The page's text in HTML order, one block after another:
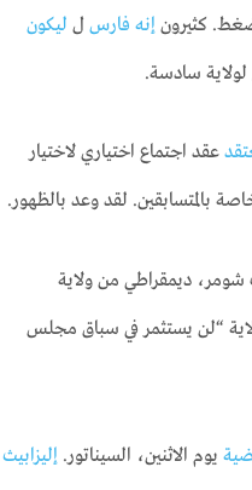
كثيرون إنه فارسل ليكون
لولاية سادسة.
عقد اجتماع اختياري لاختيار
بالمتسابقين. لقد وعد بالظهور.
ديمقراطي من ولاية
“لن يستثمر في سباق مجلس
يوم الاثنين، السيناتور. إليزابيث